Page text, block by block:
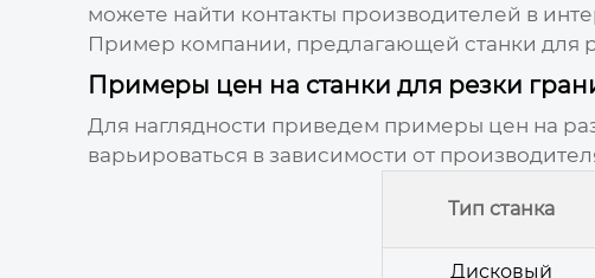
можете найти контакты производителей в
Пример компании, предлагающей станки для
Примеры цен на станки для резки
Для наглядности приведем примеры цен на
варьироваться в зависимости от
Тип станка
Дисковый